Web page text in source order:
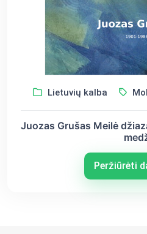
Lietuvių kalba
Juozas Grušas Meilė
Peržiūrėti